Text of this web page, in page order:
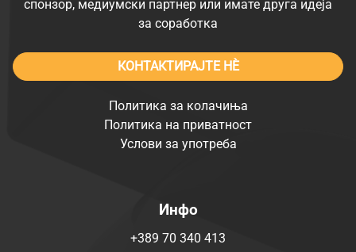
спонзор, медиумски партнер или имате друга идеја
за соработка
КОНТАКТИРАЈТЕ НÈ
Политика за колачиња
Политика на приватност
Услови за употреба
Инфо
+389 70 340 413